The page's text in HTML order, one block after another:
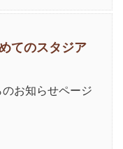
てのスタジア
お知らせページ